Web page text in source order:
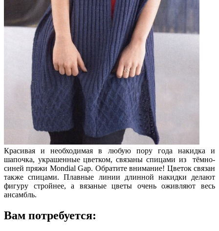
Красивая и необходимая в любую пору года накидка и
шапочка, украшенные цветком, связаны спицами из тёмно-
синей пряжи Mondial Gap. Обратите внимание! Цветок связан
также спицами. Плавные линии длинной накидки делают
фигуру стройнее, а вязаные цветы очень оживляют весь
ансамбль.
Вам потребуется: